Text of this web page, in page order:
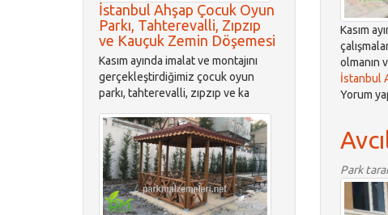
İstanbul Ahşap Çocuk Oyun
Parkı, Tahterevalli, Zıpzıp
ve Kauçuk Zemin Döşemesi
Kasım ayında imalat ve montajını
gerçekleştirdiğimiz çocuk oyun
parkı, tahterevalli, zıpzıp ve ka
Kasım
olmanın
İstanbul
Yorum
Park